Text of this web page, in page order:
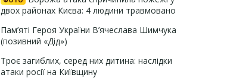
двох районах Києва: 4 людини травмовано
Пам’яті Героя України В’ячеслава Шимчука
(позивний «Дід»)
Троє загиблих, серед них дитина: наслідки
атаки росії на Київщину